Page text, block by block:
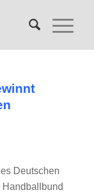
Deutschen